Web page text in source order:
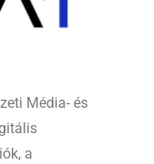
Média- és
a